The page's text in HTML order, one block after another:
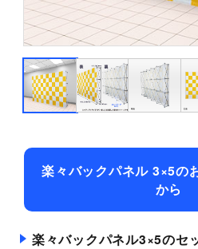
楽々バックパネル 3×5の
から
楽々バックパネル3×5のセ